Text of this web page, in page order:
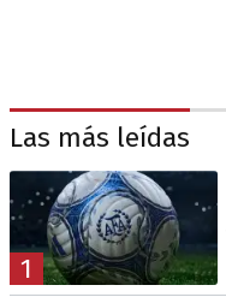
Las más leídas
1